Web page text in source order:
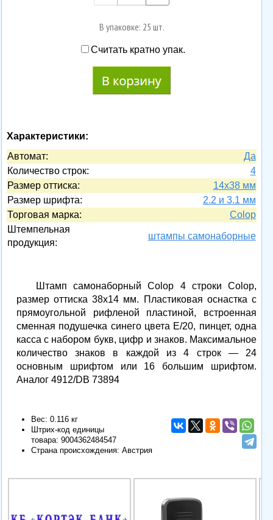
В упаковке: 25 шт.
Считать кратно упак.
Характеристики:
Автомат:
Да
Количество строк:
4
Размер оттиска:
14х38 мм
Размер шрифта:
2.2 и 3.1 мм
Торговая марка:
Colop
Штемпельная
продукция:
штампы самонаборные
Штамп самонаборный Colop 4 строки Colop,
размер оттиска 38х14 мм. Пластиковая оснастка с
прямоугольной рифленой пластиной, встроенная
сменная подушечка синего цвета E/20, пинцет, одна
касса c набором букв, цифр и знаков. Максимальное
количество знаков в каждой из 4 строк — 24
основным шрифтом или 16 большим шрифтом.
Аналог 4912/DB 73894
Вес: 0.116 кг
Штрих-код единицы
товара: 9004362484547
Страна происхождения: Австрия